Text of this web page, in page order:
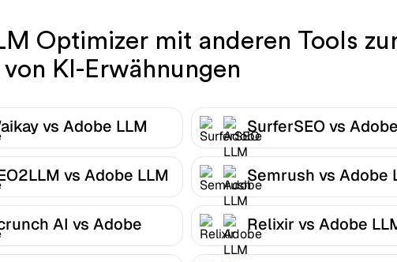
Optimizer mit anderen Tools
KI-Erwähnungen
vs Adobe LLM
SurferSEO vs
Optimizer
vs Adobe LLM
Semrush vs Adobe
Optimizer
AI vs Adobe
Optimizer
Relixir vs Adobe
Optimizer